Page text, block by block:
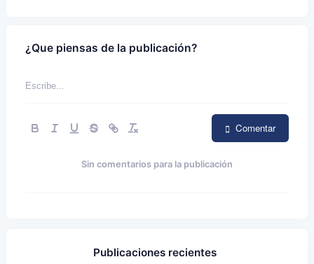
¿Que piensas de la publicación?
Comentar
Sin comentarios para la publicación
Publicaciones recientes